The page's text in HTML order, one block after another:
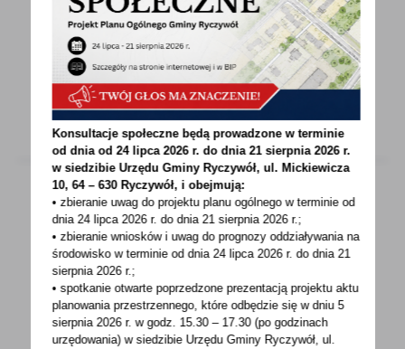
STRAŻNICY PUSZCZY NOTECKIEJ W 30- tą
rocznicępozaru Puszczy Noteckiej serdecznie
zapraszamy na happening...
09 - 08 - 2022
Obcokrajowcy w Wielkopolsce i w kraju
Liczba cudzoziemców zgłoszonych do
ubezpieczeń społecznych w Zakładzie
Ubezpieczeń Społecznych...
Konsultacje społeczne będą prowadzone w terminie
od dnia od 24 lipca 2026 r. do dnia 21 sierpnia 2026 r.
w siedzibie Urzędu Gminy Ryczywół, ul. Mickiewicza
10, 64 – 630 Ryczywół, i obejmują:
• zbieranie uwag do projektu planu ogólnego w terminie od
dnia 24 lipca 2026 r. do dnia 21 sierpnia 2026 r.;
• zbieranie wniosków i uwag do prognozy oddziaływania na
środowisko w terminie od dnia 24 lipca 2026 r. do dnia 21
sierpnia 2026 r.;
• spotkanie otwarte poprzedzone prezentacją projektu aktu
planowania przestrzennego, które odbędzie się w dniu 5
sierpnia 2026 r.w godz. 15.30 – 17.30 (po godzinach
urzędowania) w siedzibie Urzędu Gminy Ryczywół, ul.